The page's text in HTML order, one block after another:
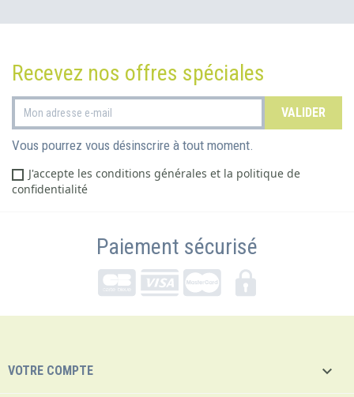
Recevez nos offres spéciales
Vous pourrez vous désinscrire à tout moment.
J'accepte les conditions générales et la politique de
confidentialité
Paiement sécurisé
VOTRE COMPTE 